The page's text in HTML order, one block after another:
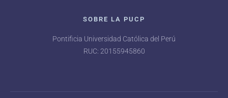
SOBRE LA PUCP
Pontificia Universidad Católica del Perú
RUC: 20155945860